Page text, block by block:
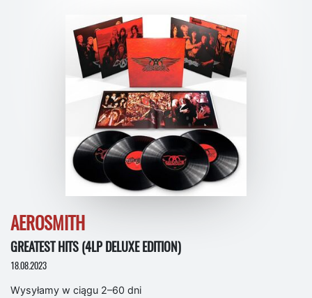
AEROSMITH
GREATEST HITS (4LP DELUXE EDITION)
18.08.2023
Wysyłamy w ciągu 2–60 dni